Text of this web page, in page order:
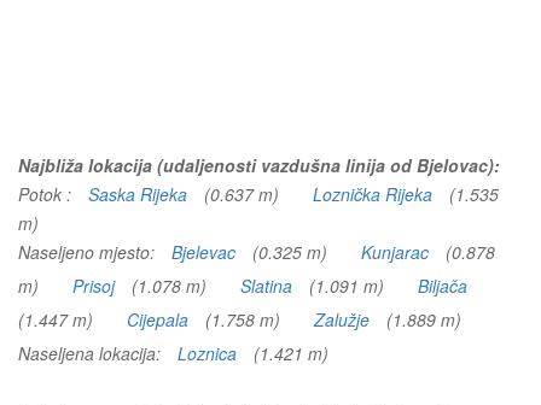
Najbliža lokacija (udaljenosti vazdušna linija od Bjelovac):
Potok :
Saska Rijeka (0.637 m) Loznička Rijeka
(1.535
m)
Naseljeno mjesto:
Bjelevac (0.325 m) Kunjarac
(0.878
m)
Prisoj (1.078 m) Slatina (1.091 m)
Biljača
(1.447 m)
Cijepala (1.758 m) Zalužje
(1.889 m)
Naseljena lokacija:
Loznica (1.421 m)